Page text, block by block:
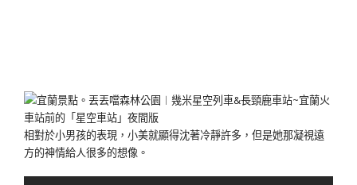
相對於小男孩的表現，小美就顯得沈著冷靜許多，但是她那凝視遠
方的神情給人很多的想像。